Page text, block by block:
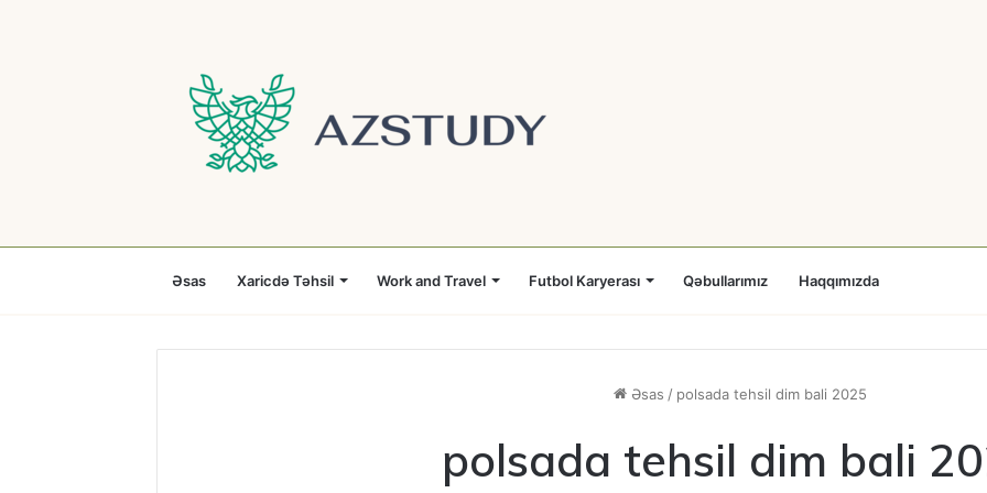
Əsas Xaricdə Təhsil Work and Travel Futbol Karyerası Qəbullarımız Haqqımızda
Əsas / polsada tehsil dim bali 2025
polsada tehsil dim bali